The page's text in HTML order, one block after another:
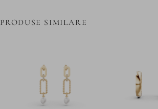
PRODUSE SIMILARE